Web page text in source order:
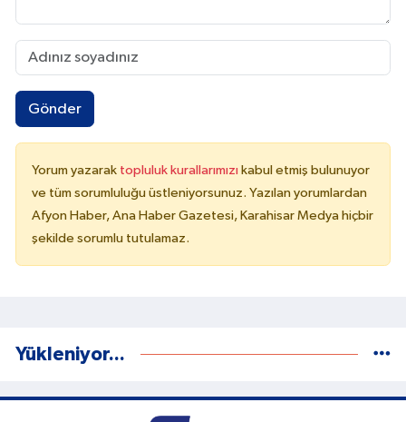
Gönder
Yorum yazarak topluluk kurallarımızı kabul etmiş bulunuyor
ve tüm sorumluluğu üstleniyorsunuz. Yazılan yorumlardan
Afyon Haber, Ana Haber Gazetesi, Karahisar Medya hiçbir
şekilde sorumlu tutulamaz.
Yükleniyor...